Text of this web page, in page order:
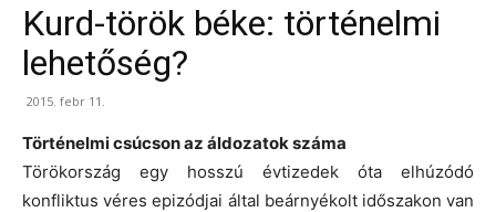
Kurd-török béke: történelmi
lehetőség?
2015. febr 11.
Történelmi csúcson az áldozatok száma
Törökország egy hosszú évtizedek óta elhúzódó
konfliktus véres epizódjai által beárnyékolt időszakon van